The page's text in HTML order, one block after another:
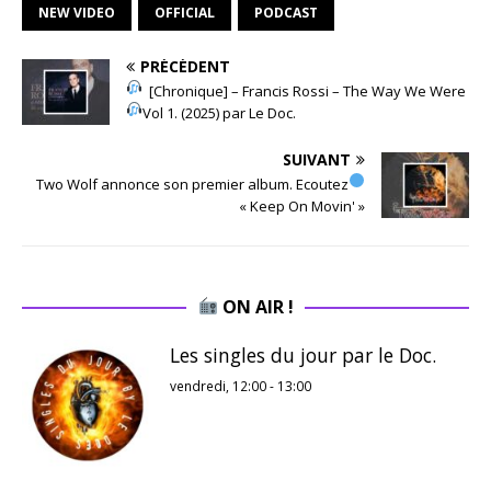
NEW VIDEO OFFICIAL PODCAST
PRÉCÉDENT
[Chronique] – Francis Rossi – The Way We Were
Vol 1. (2025) par Le Doc.
SUIVANT
​ Two Wolf annonce son premier album. Ecoutez
« Keep On Movin' »
ON AIR !
Les singles du jour par le Doc.
vendredi, 12:00- 13:00